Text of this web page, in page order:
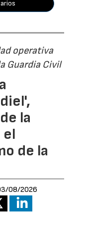
operativa
Guardia Civil
la
el
de la
08/2026